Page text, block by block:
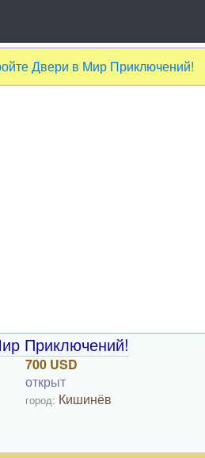
Двери в Мир Приключений!
Приключений!
700 USD
открыт
город: Кишинёв